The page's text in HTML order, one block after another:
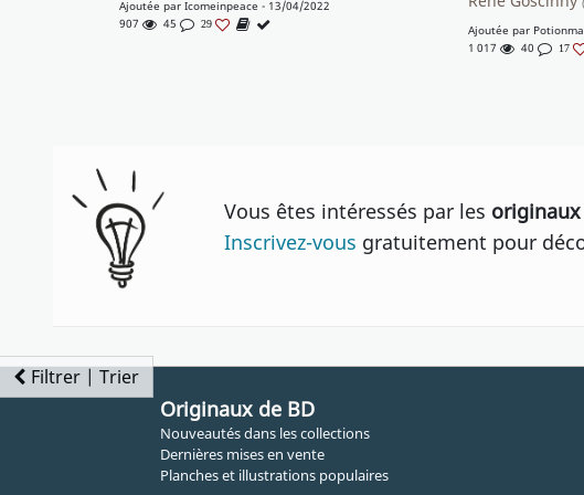
Filtrer | Trier
Ajoutée par Icomeinpeace - 13/04/2022
907
45 29 Ajoutée par
1 017
40 17
Vous êtes intéressés par les
Inscrivez-vous gratuitement pour
Originaux de BD
Nouveautés dans les collections
Dernières mises en vente
Planches et illustrations populaires